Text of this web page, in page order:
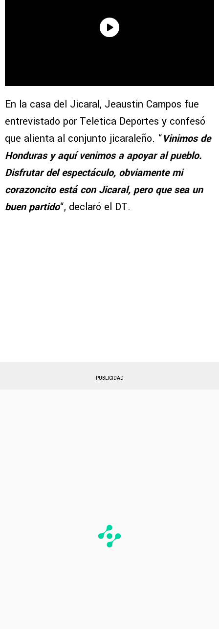
En la casa del Jicaral, Jeaustin Campos fue
entrevistado por Teletica Deportes y confesó
que alienta al conjunto jicaraleño. “Vinimos de
Honduras y aquí venimos a apoyar al pueblo.
Disfrutar del espectáculo, obviamente mi
corazoncito está con Jicaral, pero que sea un
buen partido“, declaró el DT.
PUBLICIDAD